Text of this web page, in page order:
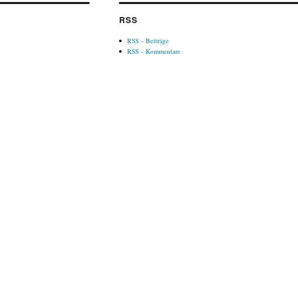
RSS
RSS – Beiträge
RSS – Kommentare